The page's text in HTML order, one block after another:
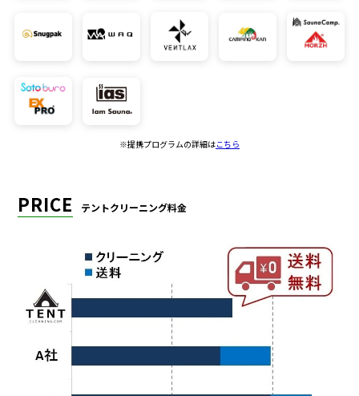
※提携プログラムの詳細はこちら
PRICE テントクリーニング料金